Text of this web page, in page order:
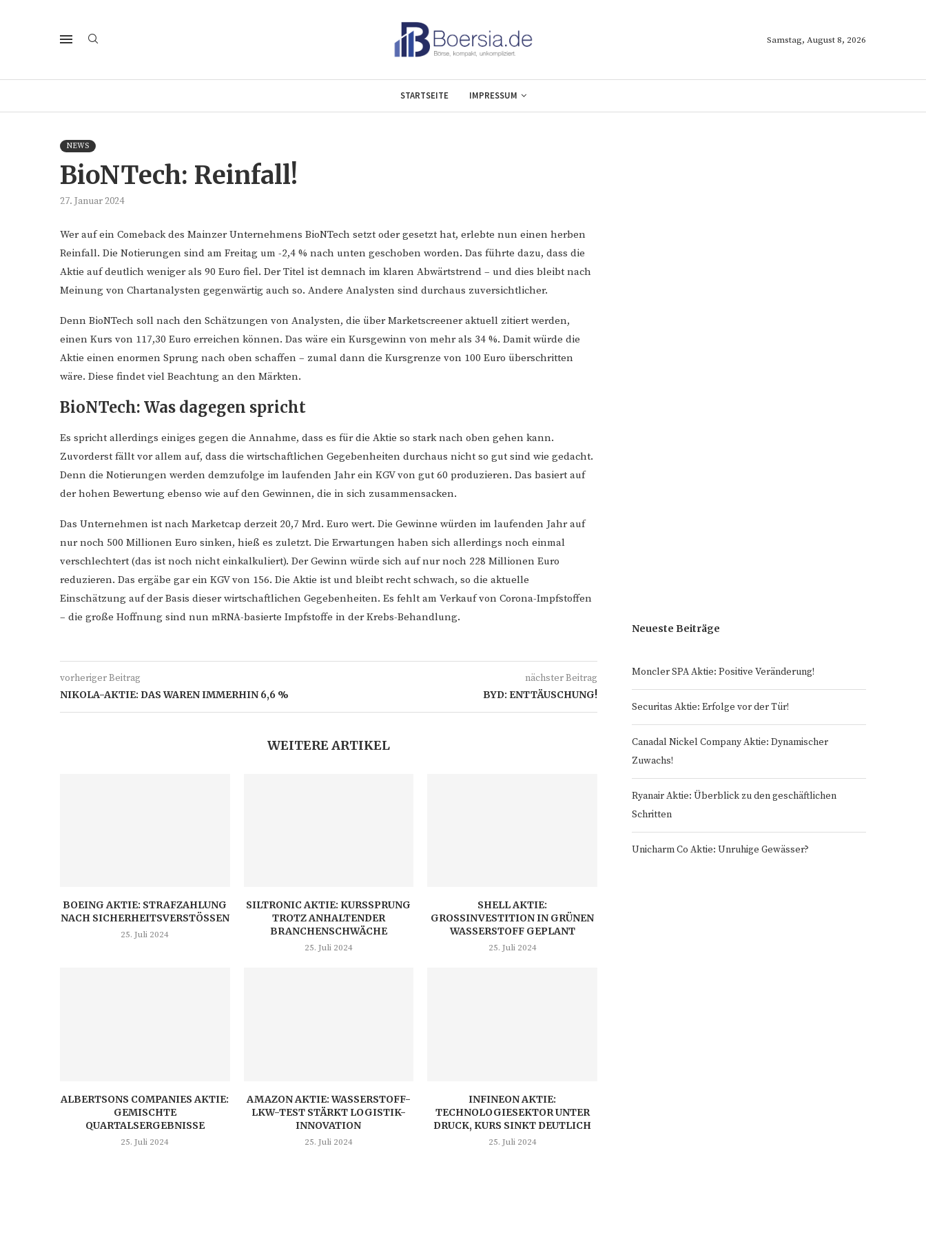
Samstag, August 8, 2026
STARTSEITE IMPRESSUM
NEWS
BioNTech: Reinfall!
27. Januar 2024
Wer auf ein Comeback des Mainzer Unternehmens BioNTech setzt oder gesetzt hat, erlebte nun einen herben
Reinfall. Die Notierungen sind am Freitag um -2,4 % nach unten geschoben worden. Das führte dazu, dass die
Aktie auf deutlich weniger als 90 Euro fiel. Der Titel ist demnach im klaren Abwärtstrend – und dies bleibt nach
Meinung von Chartanalysten gegenwärtig auch so. Andere Analysten sind durchaus zuversichtlicher.
Denn BioNTech soll nach den Schätzungen von Analysten, die über Marketscreener aktuell zitiert werden,
einen Kurs von 117,30 Euro erreichen können. Das wäre ein Kursgewinn von mehr als 34 %. Damit würde die
Aktie einen enormen Sprung nach oben schaffen – zumal dann die Kursgrenze von 100 Euro überschritten
wäre. Diese findet viel Beachtung an den Märkten.
BioNTech: Was dagegen spricht
Es spricht allerdings einiges gegen die Annahme, dass es für die Aktie so stark nach oben gehen kann.
Zuvorderst fällt vor allem auf, dass die wirtschaftlichen Gegebenheiten durchaus nicht so gut sind wie gedacht.
Denn die Notierungen werden demzufolge im laufenden Jahr ein KGV von gut 60 produzieren. Das basiert auf
der hohen Bewertung ebenso wie auf den Gewinnen, die in sich zusammensacken.
Das Unternehmen ist nach Marketcap derzeit 20,7 Mrd. Euro wert. Die Gewinne würden im laufenden Jahr auf
nur noch 500 Millionen Euro sinken, hieß es zuletzt. Die Erwartungen haben sich allerdings noch einmal
verschlechtert (das ist noch nicht einkalkuliert). Der Gewinn würde sich auf nur noch 228 Millionen Euro
reduzieren. Das ergäbe gar ein KGV von 156. Die Aktie ist und bleibt recht schwach, so die aktuelle
Einschätzung auf der Basis dieser wirtschaftlichen Gegebenheiten. Es fehlt am Verkauf von Corona-Impfstoffen
– die große Hoffnung sind nun mRNA-basierte Impfstoffe in der Krebs-Behandlung.
vorheriger Beitrag
NIKOLA-AKTIE: DAS WAREN IMMERHIN 6,6 %
nächster Beitrag
BYD: ENTTÄUSCHUNG!
WEITERE ARTIKEL
BOEING AKTIE: STRAFZAHLUNG
NACH SICHERHEITSVERSTÖSSEN
25. Juli 2024
SILTRONIC AKTIE: KURSSPRUNG
TROTZ ANHALTENDER
BRANCHENSCHWÄCHE
25. Juli 2024
SHELL AKTIE:
GROSSINVESTITION IN GRÜNEN W
ASSERSTOFF GEPLANT
25. Juli 2024
ALBERTSONS COMPANIES AKTIE:
GEMISCHTE
QUARTALSERGEBNISSE
25. Juli 2024
AMAZON AKTIE: WASSERSTOFF-
LKW-TEST STÄRKT LOGISTIK-
INNOVATION
25. Juli 2024
INFINEON AKTIE:
TECHNOLOGIESEKTOR UNTER
DRUCK, KURS SINKT DEUTLICH
25. Juli 2024
Neueste Beiträge
Moncler SPA Aktie: Positive Veränderung!
Securitas Aktie: Erfolge vor der Tür!
Canadal Nickel Company Aktie: Dynamischer
Zuwachs!
Ryanair Aktie: Überblick zu den geschäftlichen
Schritten
Unicharm Co Aktie: Unruhige Gewässer?